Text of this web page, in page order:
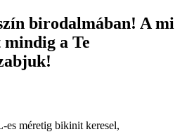
birodalmában! A mi
mindig a Te
méretig bikinit keresel,